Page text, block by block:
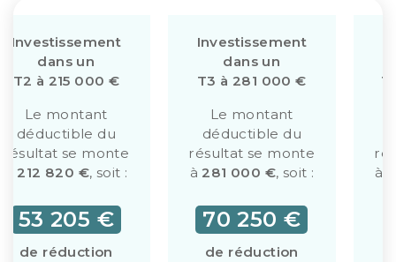
Investissement
dans un
T2 à 215 000 €
Le montant
déductible du
résultat se monte
212 820 €, soit :
53 205 €
de réduction
Investissement
dans un
T3 à 281 000 €
Le montant
déductible du
résultat se monte
à 281 000 €, soit :
70 250 €
de réduction
à